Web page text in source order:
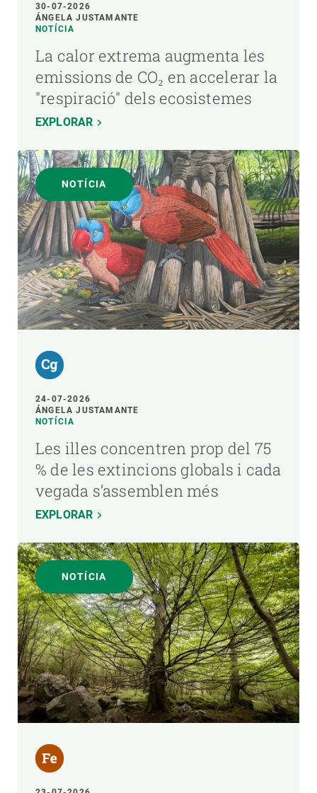
30-07-2026
ÁNGELA JUSTAMANTE
NOTÍCIA
La calor extrema augmenta les
emissions de CO₂ en accelerar la
"respiració" dels ecosistemes
EXPLORAR
NOTÍCIA
24-07-2026
ÁNGELA JUSTAMANTE
NOTÍCIA
Les illes concentren prop del 75
% de les extincions globals i cada
vegada s’assemblen més
EXPLORAR
NOTÍCIA